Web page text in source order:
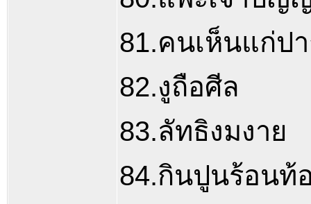
81.คนเห็นแก่ป
82.งูถือศีล
83.ลัทธิงมงาย
84.กินปูนร้อนท้